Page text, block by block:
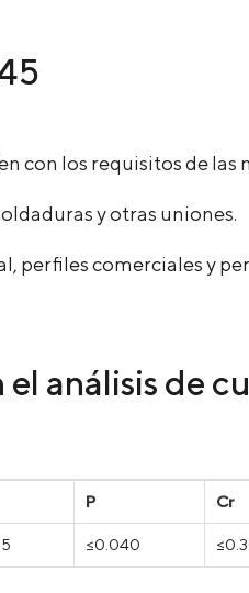
con los requisitos de las
y otras uniones.
perfiles comerciales y
análisis de
P Cr
≤0.040